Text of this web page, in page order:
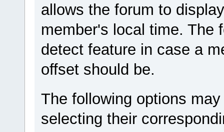
allows the forum to
member's local time. The
detect feature in case a
offset should be.
The following options
selecting their